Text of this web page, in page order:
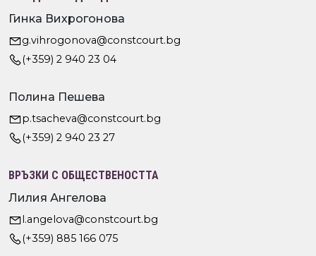
Гинка Вихрогонова
g.vihrogonova@constcourt.bg
(+359) 2 940 23 04
Полина Пешева
p.tsacheva@constcourt.bg
(+359) 2 940 23 27
ВРЪЗКИ С ОБЩЕСТВЕНОСТТА
Лилия Ангелова
l.angelova@constcourt.bg
(+359) 885 166 075